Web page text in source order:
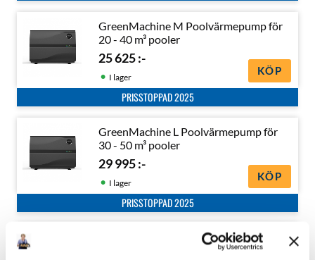
GreenMachine M Poolvärmepump för
20 - 40 m³ pooler
25 625:-
PRISSTOPPAD 2025
I lager KÖP
GreenMachine L Poolvärmepump för
30 - 50 m³ pooler
29 995:-
PRISSTOPPAD 2025
I lager KÖP
GreenMachine XL Poolvärmepump för